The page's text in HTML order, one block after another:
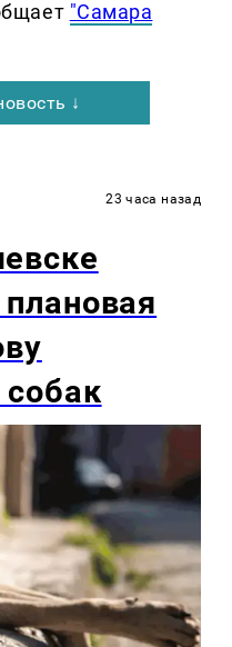
"Самара
↓
23 часа назад